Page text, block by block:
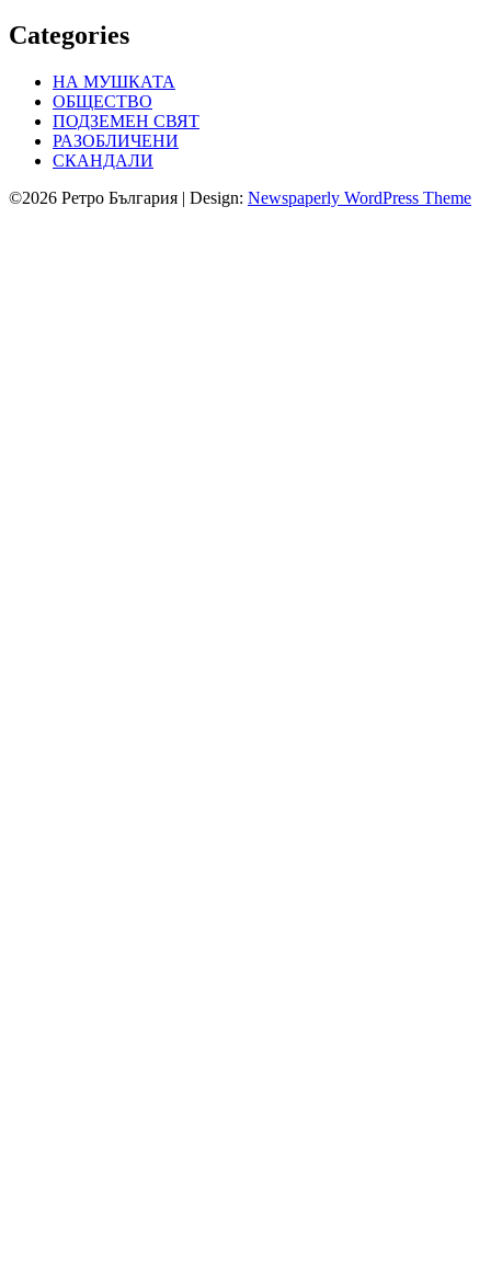
Categories
НА МУШКАТА
ОБЩЕСТВО
ПОДЗЕМЕН СВЯТ
РАЗОБЛИЧЕНИ
СКАНДАЛИ
©2026 Ретро България | Design: Newspaperly WordPress Theme